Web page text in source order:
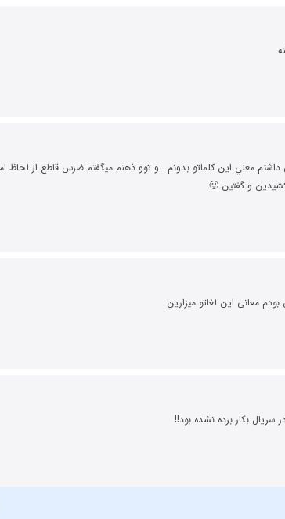
داشتم معني اين كلماتو بدونم….و توو ذهنم ميگفتم ضرس قاطع از لحاظ
و گفتين 🙂
معانی این لغاتو میزارین
بکار برده نشده بود!!